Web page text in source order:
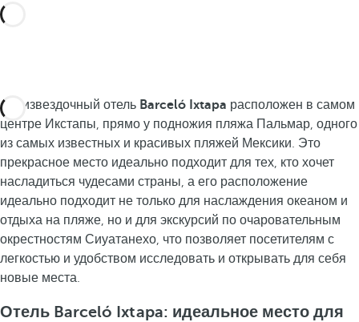
Пятизвездочный отель Barceló Ixtapa расположен в самом
центре Икстапы, прямо у подножия пляжа Пальмар, одного
из самых известных и красивых пляжей Мексики. Это
прекрасное место идеально подходит для тех, кто хочет
насладиться чудесами страны, а его расположение
идеально подходит не только для наслаждения океаном и
отдыха на пляже, но и для экскурсий по очаровательным
окрестностям Сиуатанехо, что позволяет посетителям с
легкостью и удобством исследовать и открывать для себя
новые места.
Отель Barceló Ixtapa: идеальное место для